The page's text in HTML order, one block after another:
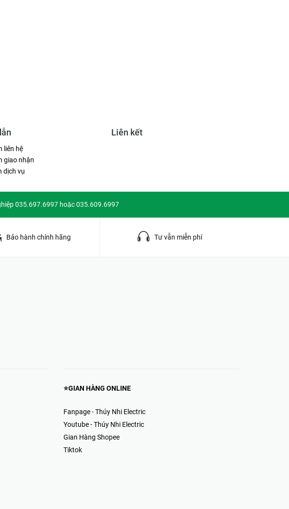
liên hệ
giao nhận
dịch vụ
Liên kết
035.697.6997 hoặc 035.609.6997
Bảo hành chính hãng Tư vẫn miễn phí